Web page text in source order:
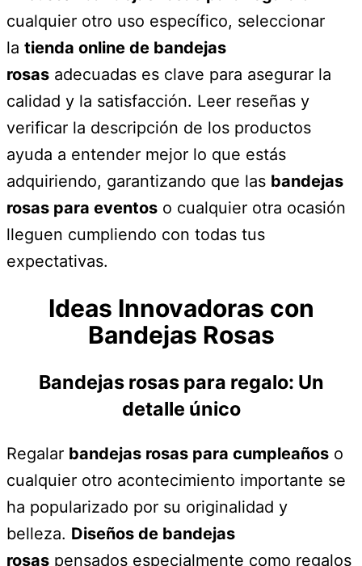
cualquier otro uso específico, seleccionar
la tienda online de bandejas
rosas adecuadas es clave para asegurar la
calidad y la satisfacción. Leer reseñas y
verificar la descripción de los productos
ayuda a entender mejor lo que estás
adquiriendo, garantizando que las bandejas
rosas para eventos o cualquier otra ocasión
lleguen cumpliendo con todas tus
expectativas.
Ideas Innovadoras con
Bandejas Rosas
Bandejas rosas para regalo: Un
detalle único
Regalar bandejas rosas para cumpleaños o
cualquier otro acontecimiento importante se
ha popularizado por su originalidad y
belleza. Diseños de bandejas
rosas pensados especialmente como regalos